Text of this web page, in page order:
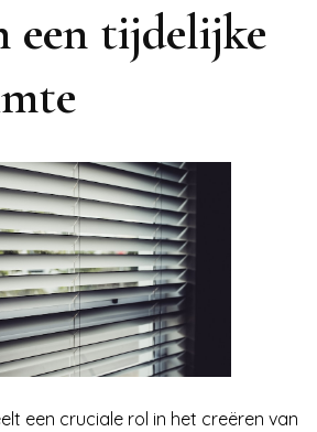
een tijdelijke
een cruciale rol in het creëren van